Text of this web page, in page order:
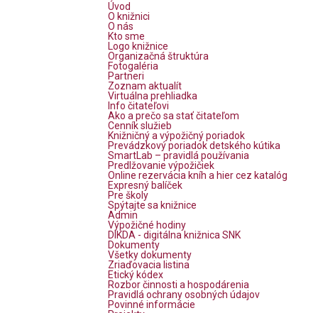
Úvod
O knižnici
O nás
Kto sme
Logo knižnice
Organizačná štruktúra
Fotogaléria
Partneri
Zoznam aktualít
Virtuálna prehliadka
Info čitateľovi
Ako a prečo sa stať čitateľom
Cenník služieb
Knižničný a výpožičný poriadok
Prevádzkový poriadok detského kútika
SmartLab – pravidlá používania
Predlžovanie výpožičiek
Online rezervácia kníh a hier cez katalóg
Expresný balíček
Pre školy
Spýtajte sa knižnice
Admin
Výpožičné hodiny
DIKDA - digitálna knižnica SNK
Dokumenty
Všetky dokumenty
Zriaďovacia listina
Etický kódex
Rozbor činnosti a hospodárenia
Pravidlá ochrany osobných údajov
Povinné informácie